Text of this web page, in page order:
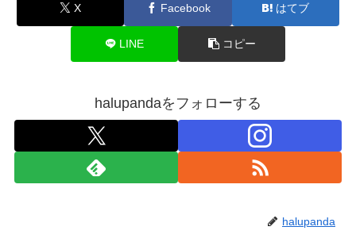
X Facebook はてブ
LINE コピー
halupandaをフォローする
halupanda